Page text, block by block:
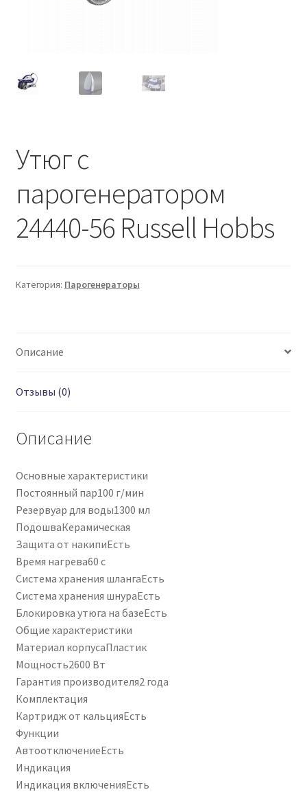
Утюг c
парогенератором
24440-56 Russell Hobbs
Категория: Парогенераторы
Описание
Отзывы (0)
Описание
Основные характеристики
Постоянный пар100 г/мин
Резервуар для воды1300 мл
ПодошваКерамическая
Защита от накипиЕсть
Время нагрева60 с
Система хранения шлангаЕсть
Система хранения шнураЕсть
Блокировка утюга на базеЕсть
Общие характеристики
Материал корпусаПластик
Мощность2600 Вт
Гарантия производителя2 года
Комплектация
Картридж от кальцияЕсть
Функции
АвтоотключениеЕсть
Индикация
Индикация включенияЕсть